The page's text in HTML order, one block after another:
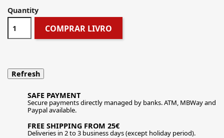
Quantity
COMPRAR LIVRO
SAFE PAYMENT
Secure payments directly managed by banks. ATM, MBWay and
Paypal available.
FREE SHIPPING FROM 25€
Deliveries in 2 to 3 business days (except holiday period).